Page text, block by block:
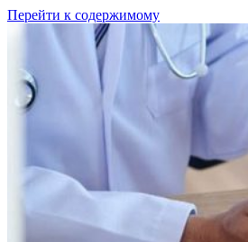
Перейти к содержимому